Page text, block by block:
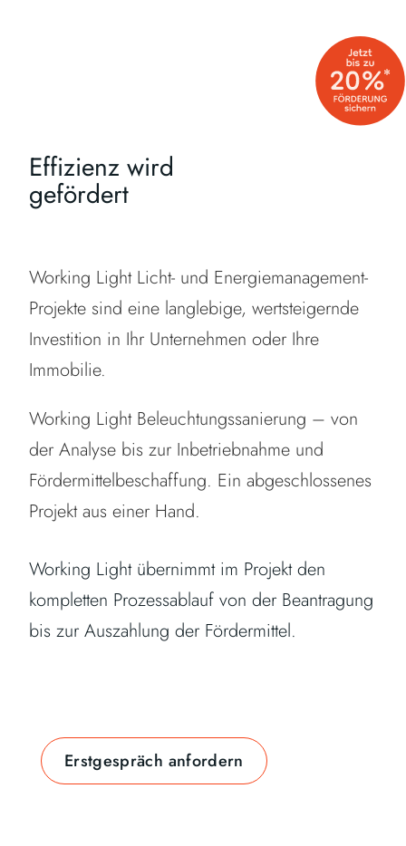
Effizienz wird
gefördert
Working Light Licht- und Energiemanagement-
Projekte sind eine langlebige, wertsteigernde
Investition in Ihr Unternehmen oder Ihre
Immobilie.
Working Light Beleuchtungssanierung – von
der Analyse bis zur Inbetriebnahme und
Fördermittelbeschaffung. Ein abgeschlossenes
Projekt aus einer Hand.
Working Light übernimmt im Projekt den
kompletten Prozessablauf von der Beantragung
bis zur Auszahlung der Fördermittel.
Erstgespräch anfordern